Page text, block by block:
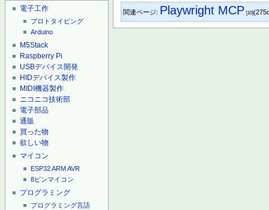
電子工作
プロトタイピング
Arduino
M5Stack
Raspberry Pi
USBデバイス開発
HIDデバイス製作
MIDI機器製作
ニコニコ技術部
電子部品
通販
買った物
欲しい物
マイコン
ESP32ARMAVR
8ピンマイコン
プログラミング
プログラミング言語
関連ページ: Playwright MCP [10]